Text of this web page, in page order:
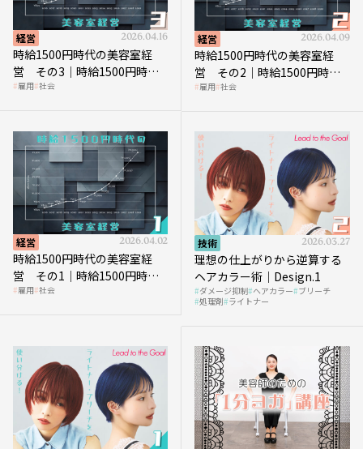
経営 2026.04.16
時給1500円時代の美容室経
営 その3｜時給1500円時
代、美容業はどのような影響
雇用 社会
経営 2026.04.09
時給1500円時代の美容室経
営 その2｜時給1500円時代
に支払う給与はいくらなのか
雇用 社会
経営 2026.04.02
時給1500円時代の美容室経
営 その1｜時給1500円時代
へ向かう社会的背景
雇用 社会
技術 2026.03.27
理想の仕上がりから逆算する
ヘアカラー術｜Design.1
ダメージ抑制 ヘアカラー ブリーチ
処理剤 ライトナー